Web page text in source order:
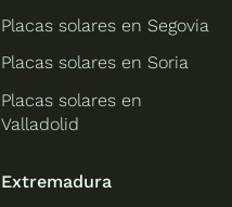
Placas solares en Segovia
Placas solares en Soria
Placas solares en
Valladolid
Extremadura